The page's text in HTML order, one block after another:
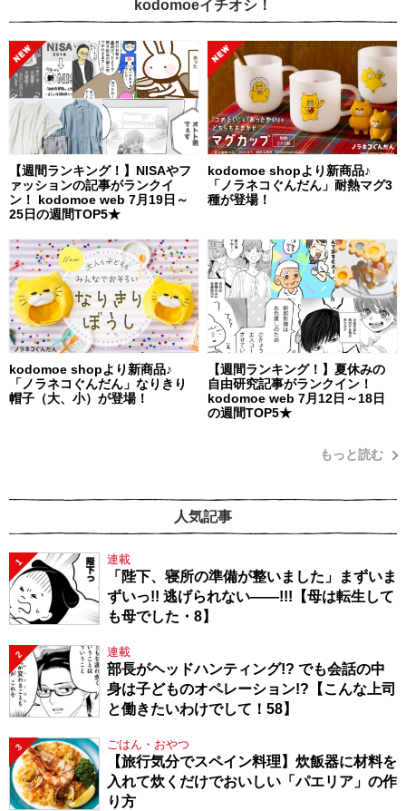
kodomoeイチオシ！
【週間ランキング！】NISAやフ
ァッションの記事がランクイ
ン！ kodomoe web 7月19日～
25日の週間TOP5★
kodomoe shopより新商品♪
「ノラネコぐんだん」耐熱マグ3
種が登場！
kodomoe shopより新商品♪
「ノラネコぐんだん」なりきり
帽子（大、小）が登場！
【週間ランキング！】夏休みの
自由研究記事がランクイン！
kodomoe web 7月12日～18日
の週間TOP5★
もっと読む
人気記事
1 連載
「陛下、寝所の準備が整いました」まずいま
ずいっ!! 逃げられない――!!!【母は転生して
も母でした・8】
2 連載
部長がヘッドハンティング!? でも会話の中
身は子どものオペレーション!?【こんな上司
と働きたいわけでして！58】
3 ごはん・おやつ
【旅行気分でスペイン料理】炊飯器に材料を
入れて炊くだけでおいしい「パエリア」の作
り方